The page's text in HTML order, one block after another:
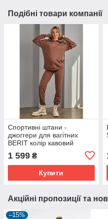
Подібні товари компанії
Спортивні штани -
джоггери для вагітних
BERIT колір кавовий
1 599 ₴
Купити
Акційні пропозиції та
–15%